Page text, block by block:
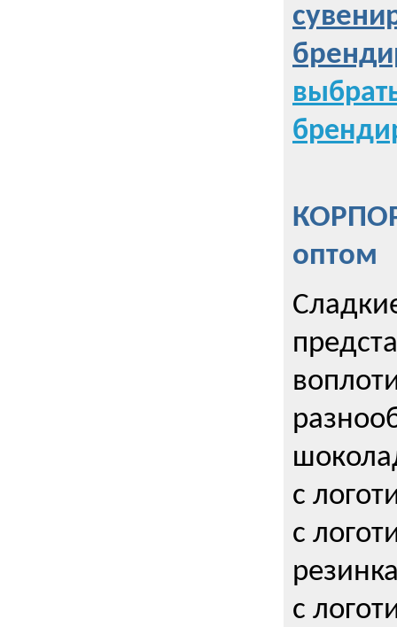
оптом
с
с
с